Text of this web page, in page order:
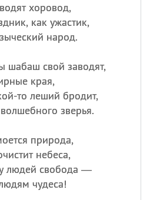
хоровод,
как ужастик,
народ.
шабаш свой заводят,
края,
то леший бродит,
зверья.
природа,
небеса,
людей свобода —
чудеса!